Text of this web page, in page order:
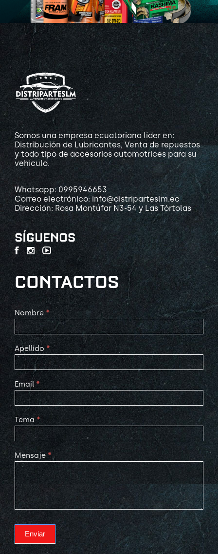
Somos una empresa ecuatoriana líder en:
Distribución de Lubricantes, Venta de repuestos
y todo tipo de accesorios automotrices para su
vehículo.
Whatsapp: 0995946653
Correo electrónico: info@distriparteslm.ec
Dirección: Rosa Montúfar N3-54 y Las Tórtolas
SÍGUENOS
CONTACTOS
Contact
Us
Nombre *
Apellido *
Email *
Tema *
Mensaje *
Enviar